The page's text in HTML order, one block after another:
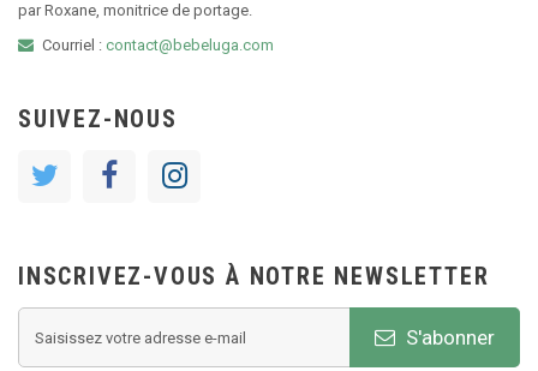
par Roxane, monitrice de portage.
Courriel : contact@bebeluga.com
SUIVEZ-NOUS
INSCRIVEZ-VOUS À NOTRE NEWSLETTER
S'abonner